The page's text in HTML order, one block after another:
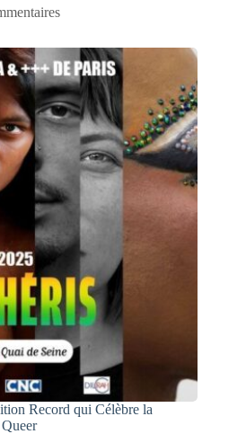
Record qui Célèbre la